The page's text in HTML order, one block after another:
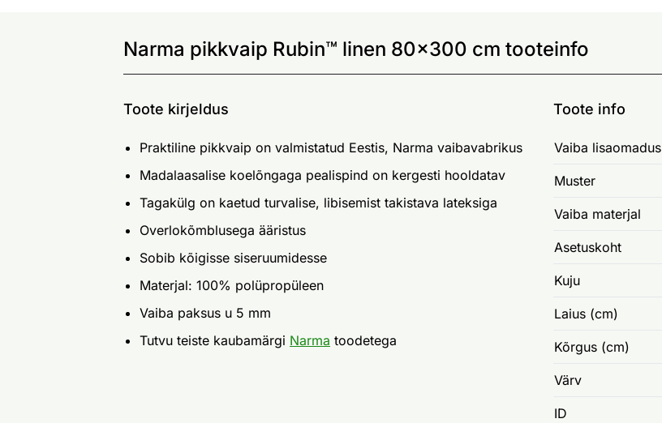
Narma pikkvaip Rubin™ linen 80x300 cm tooteinfo
Toote kirjeldus
Praktiline pikkvaip on valmistatud Eestis, Narma vaibavabrikus
Madalaasalise koelõngaga pealispind on kergesti hooldatav
Tagakülg on kaetud turvalise, libisemist takistava lateksiga
Overlokõmblusega ääristus
Sobib kõigisse siseruumidesse
Materjal: 100% polüpropüleen
Vaiba paksus u 5 mm
Tutvu teiste kaubamärgi Narma toodetega
Toote info
Vaiba lisaomadus
Muster
Vaiba materjal
Asetuskoht
Kuju
Laius (cm)
Kõrgus (cm)
Värv
ID